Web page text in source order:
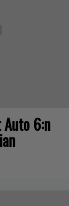
6:n